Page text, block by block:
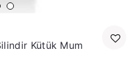
Kütük Mum